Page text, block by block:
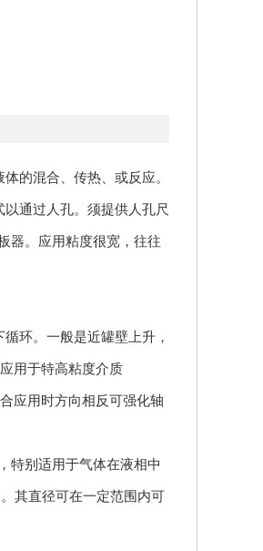
的混合、传热、或反应。
通过人孔。须提供人孔尺
器。应用粘度很宽，往往
环。一般是近罐壁上升，
用于特高粘度介质
应用时方向相反可强化轴
特别适用于气体在液相中
其直径可在一定范围内可